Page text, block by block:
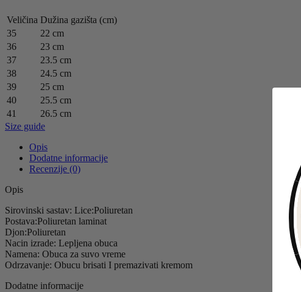
Veličina Dužina gazišta (cm)
35
22 cm
36
23 cm
37
23.5 cm
38
24.5 cm
39
25 cm
40
25.5 cm
41
26.5 cm
Size guide
Opis
Dodatne informacije
Recenzije (0)
Opis
Sirovinski sastav: Lice:Poliuretan
Postava:Poliuretan laminat
Djon:Poliuretan
Nacin izrade: Lepljena obuca
Namena: Obuca za suvo vreme
Odrzavanje: Obucu brisati I premazivati kremom
Dodatne informacije